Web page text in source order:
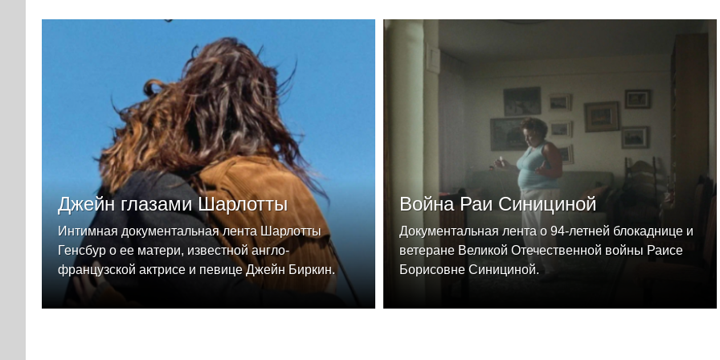
Джейн глазами Шарлотты
Интимная документальная лента Шарлотты
Генсбур о ее матери, известной англо-
французской актрисе и певице Джейн Биркин.
Война Раи Синициной
Документальная лента о 94-летней блокаднице и
ветеране Великой Отечественной войны Раисе
Борисовне Синициной.